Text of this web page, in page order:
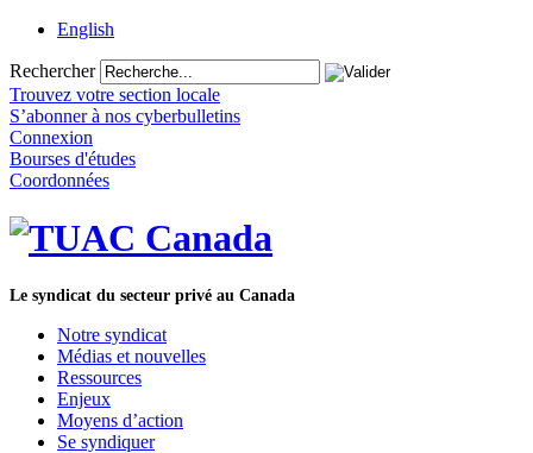
English
Rechercher
Trouvez votre section locale
S’abonner à nos cyberbulletins
Connexion
Bourses d'études
Coordonnées
Le syndicat du secteur privé au Canada
Notre syndicat
Médias et nouvelles
Ressources
Enjeux
Moyens d’action
Se syndiquer